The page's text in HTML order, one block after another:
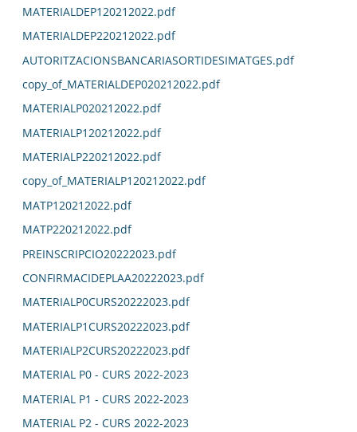
MATERIALDEP120212022.pdf
MATERIALDEP220212022.pdf
AUTORITZACIONSBANCARIASORTIDESIMATGES.pdf
copy_of_MATERIALDEP020212022.pdf
MATERIALP020212022.pdf
MATERIALP120212022.pdf
MATERIALP220212022.pdf
copy_of_MATERIALP120212022.pdf
MATP120212022.pdf
MATP220212022.pdf
PREINSCRIPCIO20222023.pdf
CONFIRMACIDEPLAA20222023.pdf
MATERIALP0CURS20222023.pdf
MATERIALP1CURS20222023.pdf
MATERIALP2CURS20222023.pdf
MATERIAL P0 - CURS 2022-2023
MATERIAL P1 - CURS 2022-2023
MATERIAL P2 - CURS 2022-2023